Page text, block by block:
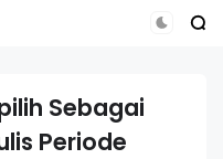
Sebagai
Periode